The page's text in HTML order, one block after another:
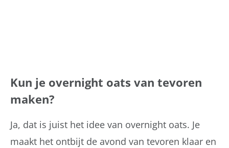
Kun je overnight oats van tevoren
maken?
Ja, dat is juist het idee van overnight oats. Je
maakt het ontbijt de avond van tevoren klaar en